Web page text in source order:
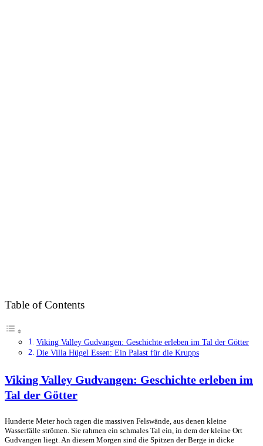
Table of Contents
Viking Valley Gudvangen: Geschichte erleben im Tal der Götter
Die Villa Hügel Essen: Ein Palast für die Krupps
Viking Valley Gudvangen: Geschichte erleben im
Tal der Götter
Hunderte Meter hoch ragen die massiven Felswände, aus denen kleine
Wasserfälle strömen. Sie rahmen ein schmales Tal ein, in dem der kleine Ort
Gudvangen liegt. An diesem Morgen sind die Spitzen der Berge in dicke